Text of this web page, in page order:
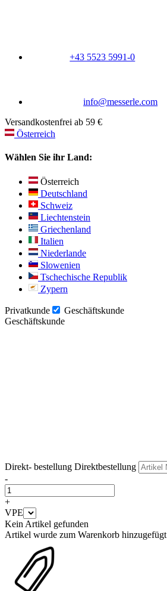
+43 5523 5991-0
info@messerle.com
Versandkostenfrei ab 59 €
Österreich
Wählen Sie ihr Land:
Österreich
Deutschland
Schweiz
Liechtenstein
Griechenland
Italien
Niederlande
Slowenien
Tschechische Republik
Zypern
Privatkunde
Geschäftskunde
Geschäftskunde
Direkt- bestellung Direktbestellung
-
+
VPE
Kein Artikel gefunden
Artikel wurde zum Warenkorb hinzugefügt